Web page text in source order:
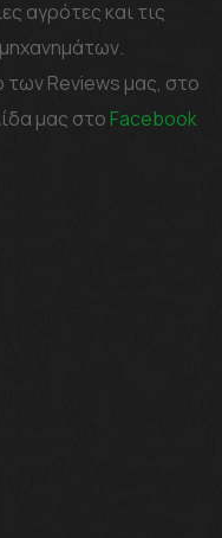
αγρότες και τις
των Reviews μας, στο
μας στοFacebook